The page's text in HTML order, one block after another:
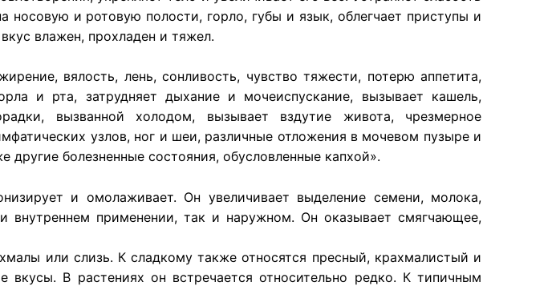
носовую и ротовую полости, горло, губы и язык, облегчает приступы и
влажен, прохладен и тяжел.
вялость, лень, сонливость, чувство тяжести, потерю аппетита,
и рта, затрудняет дыхание и мочеиспускание, вызывает кашель,
вызванной холодом, вызывает вздутие живота, чрезмерное
узлов, ног и шеи, различные отложения в мочевом пузыре и
другие болезненные состояния, обусловленные капхой».
и омолаживает. Он увеличивает выделение семени, молока,
внутреннем применении, так и наружном. Он оказывает смягчающее,
или слизь. К сладкому также относятся пресный, крахмалистый и
В растениях он встречается относительно редко. К типичным